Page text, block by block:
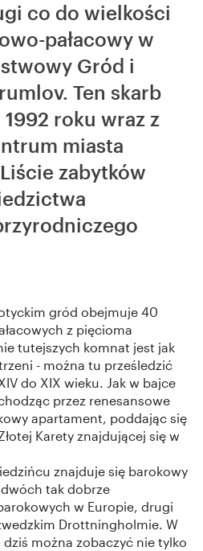
co do wielkości
pałacowy w
Gród i
Ten skarb
roku wraz z
miasta
zabytków
gród obejmuje 40
z pięcioma
tutejszych komnat jest jak
- można tu prześledzić
do XIX wieku. Jak w bajce
przez renesansowe
apartament, poddając się
Karety znajdującej się w
znajduje się barokowy
tak dobrze
w Europie, drugi
Drottningholmie. W
można zobaczyć nie tylko